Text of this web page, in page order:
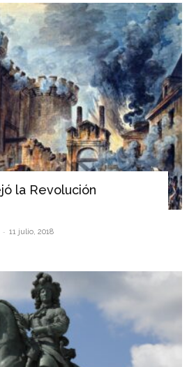
la Revolución
- 11 julio, 2018